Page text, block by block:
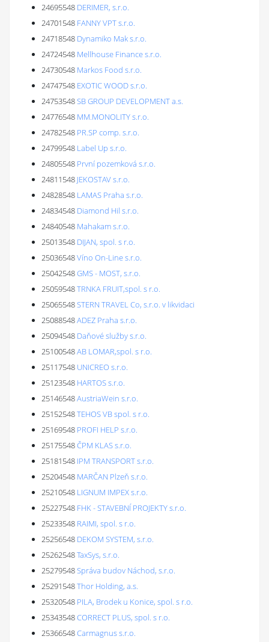
24695548 DERIMER, s.r.o.
24701548 FANNY VPT s.r.o.
24718548 Dynamiko Mak s.r.o.
24724548 Mellhouse Finance s.r.o.
24730548 Markos Food s.r.o.
24747548 EXOTIC WOOD s.r.o.
24753548SB GROUP DEVELOPMENT a.s.
24776548 MM.MONOLITY s.r.o.
24782548 PR.SP comp. s.r.o.
24799548 Label Up s.r.o.
24805548 První pozemková s.r.o.
24811548 JEKOSTAV s.r.o.
24828548 LAMAS Praha s.r.o.
24834548 Diamond Hil s.r.o.
24840548 Mahakam s.r.o.
25013548 DIJAN, spol. s r.o.
25036548Víno On-Line s.r.o.
25042548GMS - MOST, s.r.o.
25059548TRNKA FRUIT,spol. s r.o.
25065548STERN TRAVEL Co, s.r.o. v likvidaci
25088548ADEZ Praha s.r.o.
25094548 Daňové služby s.r.o.
25100548AB LOMAR,spol. s r.o.
25117548 UNICREO s.r.o.
25123548 HARTOS s.r.o.
25146548AustriaWein s.r.o.
25152548TEHOS VB spol. s r.o.
25169548 PROFI HELP s.r.o.
25175548ČPM KLAS s.r.o.
25181548 IPM TRANSPORT s.r.o.
25204548 MARČAN Plzeň s.r.o.
25210548 LIGNUM IMPEX s.r.o.
25227548 FHK - STAVEBNÍ PROJEKTY s.r.o.
25233548 RAIMI, spol. s r.o.
25256548 DEKOM SYSTEM, s.r.o.
25262548TaxSys, s.r.o.
25279548Správa budov Náchod, s.r.o.
25291548Thor Holding, a.s.
25320548 PILA, Brodek u Konice, spol. s r.o.
25343548CORRECT PLUS, spol. s r.o.
25366548Carmagnus s.r.o.